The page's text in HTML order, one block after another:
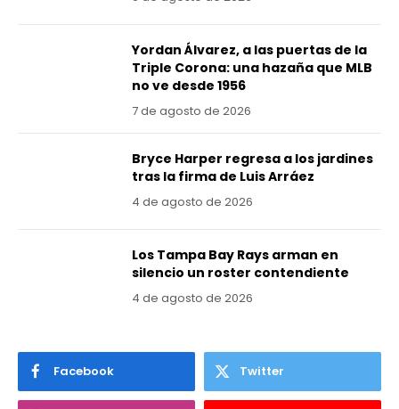
Yordan Álvarez, a las puertas de la
Triple Corona: una hazaña que MLB
no ve desde 1956
7 de agosto de 2026
Bryce Harper regresa a los jardines
tras la firma de Luis Arráez
4 de agosto de 2026
Los Tampa Bay Rays arman en
silencio un roster contendiente
4 de agosto de 2026
Facebook Twitter